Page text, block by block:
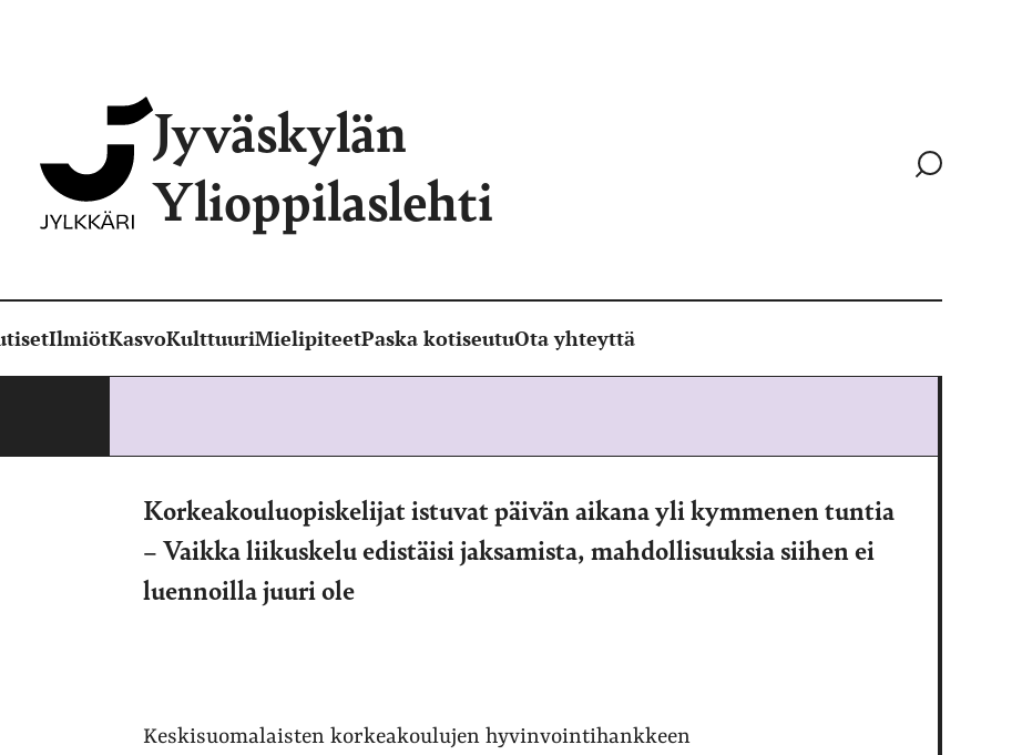
Jyväskylän
Ylioppilaslehti
Siirry
IlmiötKasvoKulttuuriMielipiteetPaska kotiseutuOta yhteyttä
Korkeakouluopiskelijat istuvat päivän aikana yli kymmenen tuntia
– Vaikka liikuskelu edistäisi jaksamista, mahdollisuuksia siihen ei
luennoilla juuri ole
Keskisuomalaisten korkeakoulujen hyvinvointihankkeen